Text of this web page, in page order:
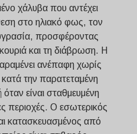
χάλυβα που αντέχει
στο ηλιακό φως, τον
προσφέροντας
και τη διάβρωση. Η
ανέπαφη χωρίς
την παρατεταμένη
είναι σταθμευμένη
περιοχές. Ο εσωτερικός
κατασκευασμένος από